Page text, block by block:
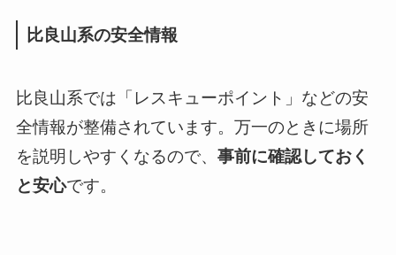
比良山系の安全情報
比良山系では「レスキューポイント」などの安
全情報が整備されています。万一のときに場所
を説明しやすくなるので、 事前に確認しておく
と安心です。